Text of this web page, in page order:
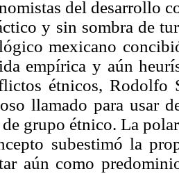
del desarrollo
y sin sombra de
mexicano
empírica y aún
étnicos, Rodolfo
llamado para usar
grupo étnico. La
subestimó la
aún como